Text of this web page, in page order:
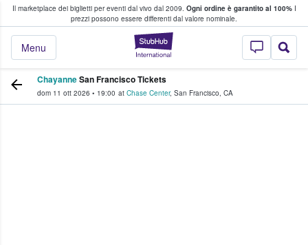
Il marketplace dei biglietti per eventi dal vivo dal 2009. Ogni ordine è garantito al 100%I
prezzi possono essere differenti dal valore nominale.
StubHub - Dove
Menu
fan comprano e vendono biglietti
ChayanneSan Francisco Tickets
dom 11 ott 2026 • 19:00 at Chase Center, San Francisco, CA